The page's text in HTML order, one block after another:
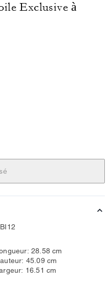
Exclusive à
28.58 cm
45.09 cm
16.51 cm